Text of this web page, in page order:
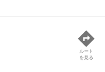
ルート
を見る